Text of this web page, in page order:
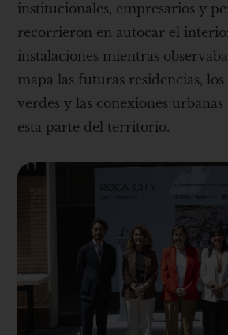
institucionales, empresarios y
recorrieron en autocar el
instalaciones mientras
mapa las futuras residencias, los
verdes y las conexiones
esta parte del territorio.